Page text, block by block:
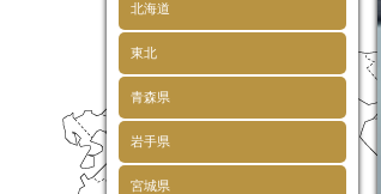
北海道
東北
青森県
岩手県
宮城県